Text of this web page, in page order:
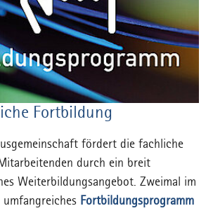
Fortbildung
fördert die fachliche
durch ein breit
Weiterbildungsangebot. Zweimal im
Fortbildungsprogramm